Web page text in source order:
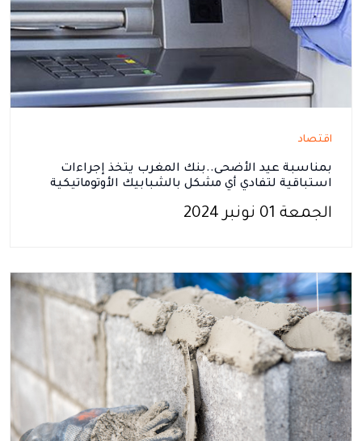
اقتصاد
بمناسبة عيد الأضحى..بنك المغرب يتخذ إجراءات
استباقية لتفادي أي مشكل بالشبابيك الأوتوماتيكية
الجمعة 01 نونبر 2024